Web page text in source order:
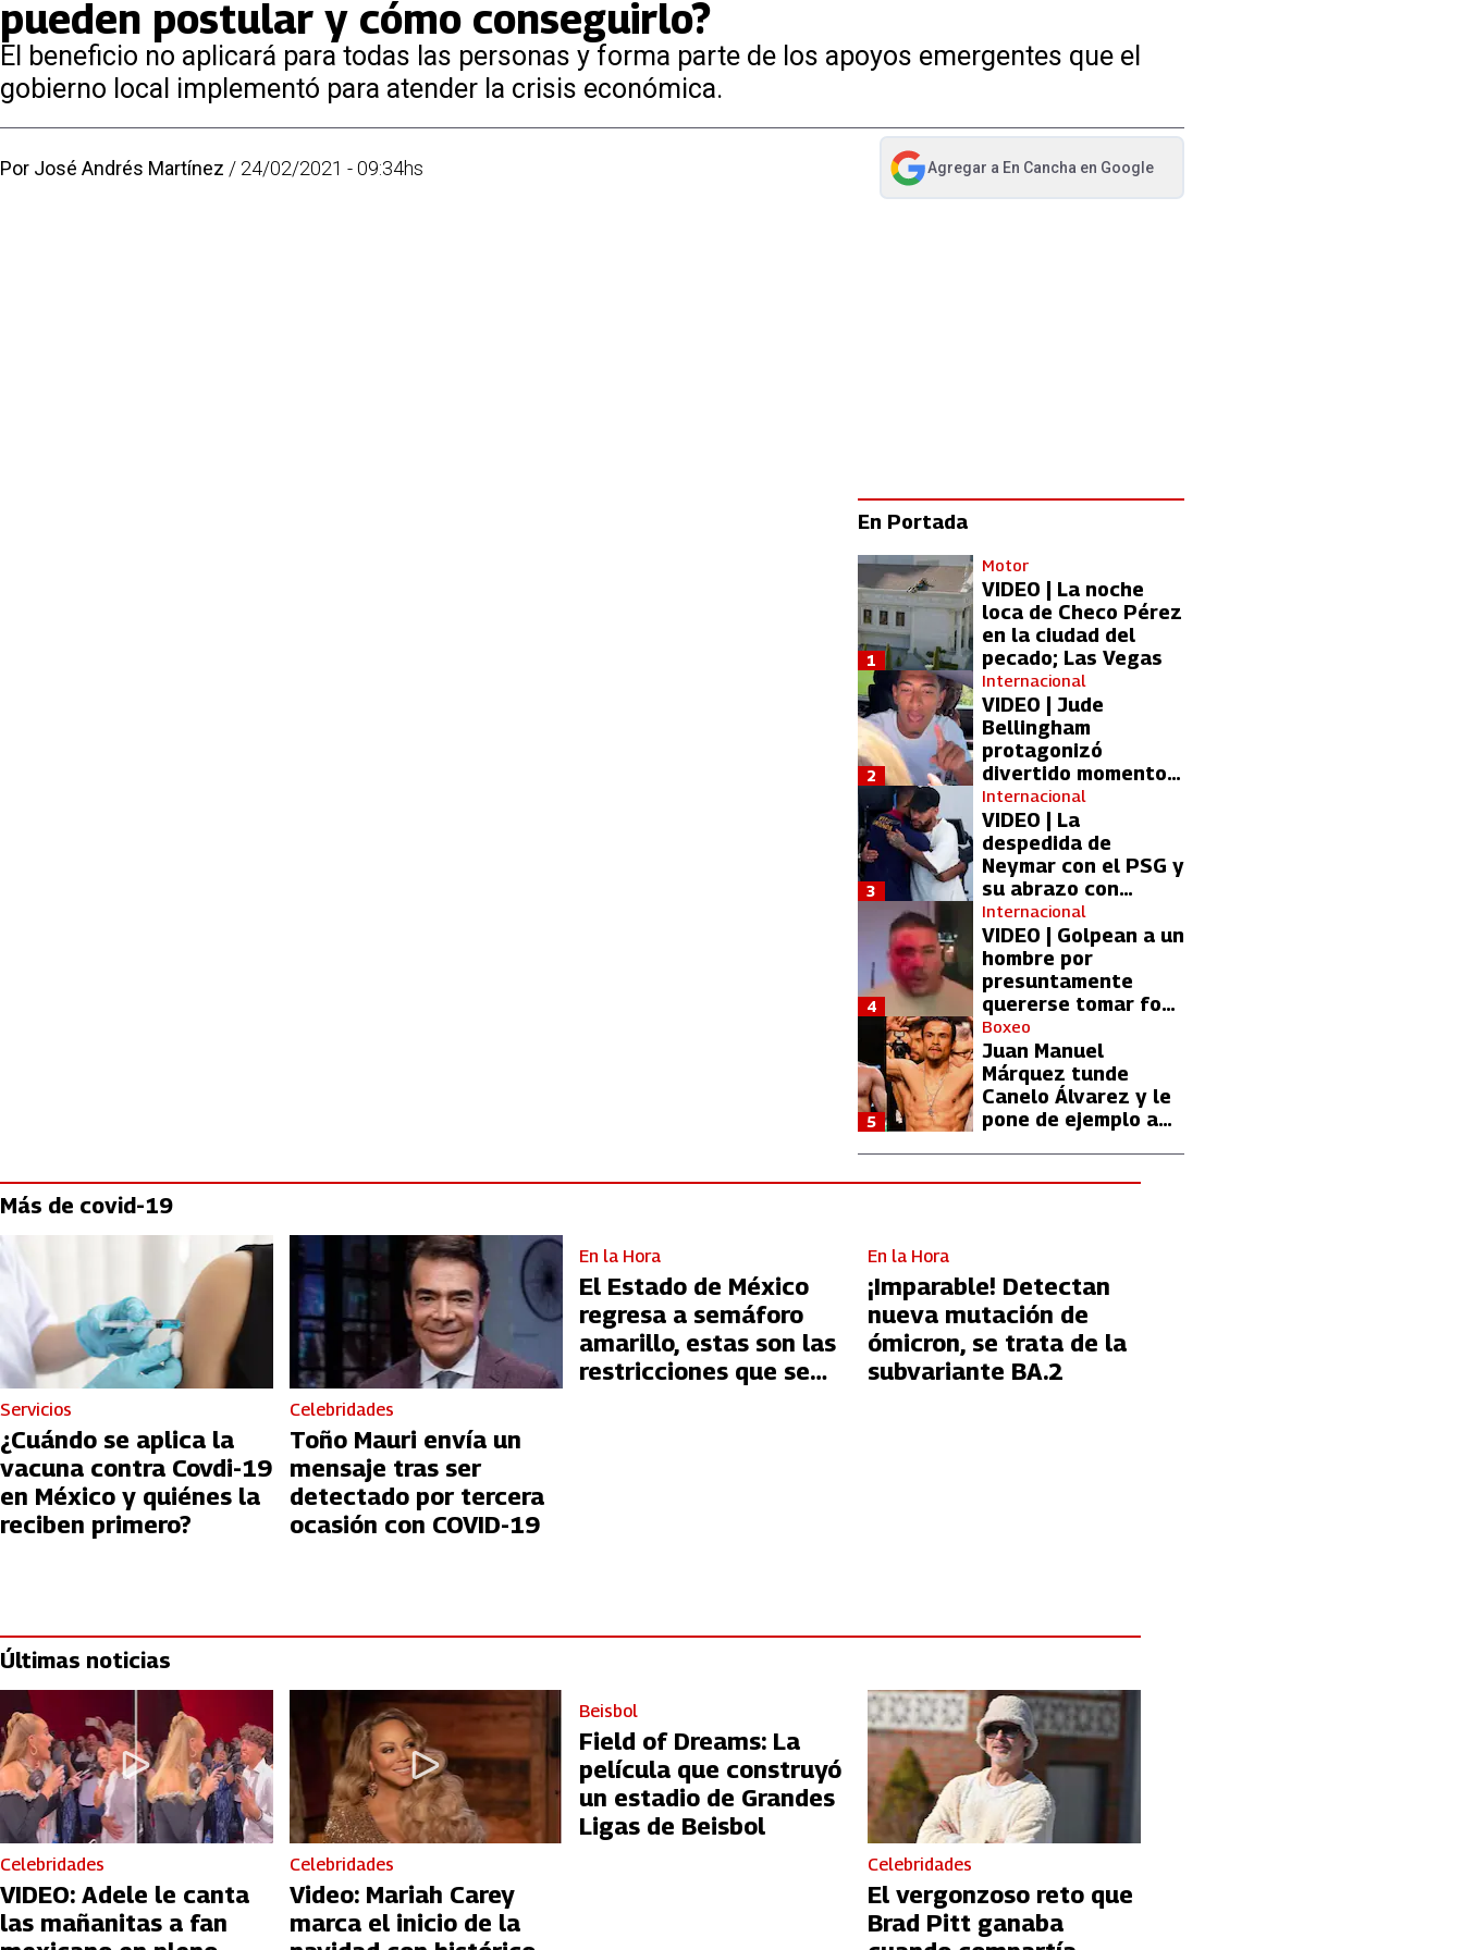
pueden postular y cómo conseguirlo?
El beneficio no aplicará para todas las personas y forma parte de los apoyos emergentes que el
gobierno local implementó para atender la crisis económica.
Por José Andrés Martínez / 24/02/2021 - 09:34hs Agregar a En Cancha en Google
abre en nueva pestaña
En Portada
Motor
VIDEO | La noche
loca de Checo Pérez
en la ciudad del
pecado; Las Vegas
1
Internacional
VIDEO | Jude
Bellingham
protagonizó
divertido momento
con aficionada del
Real Madrid
2
Internacional
VIDEO | La
despedida de
Neymar con el PSG y
su abrazo con
Kylian Mbappé
3
Internacional
VIDEO | Golpean a un
hombre por
presuntamente
quererse tomar foto
con Lionel Messi
4
Boxeo
Juan Manuel
Márquez tunde
Canelo Álvarez y le
pone de ejemplo a
5
Más de covid-19
Servicios
¿Cuándo se aplica la
vacuna contra Covdi-19
en México y quiénes la
reciben primero?
Celebridades
Toño Mauri envía un
mensaje tras ser
detectado por tercera
ocasión con COVID-19
En la Hora
El Estado de México
regresa a semáforo
amarillo, estas son las
restricciones que se
En la Hora
¡Imparable! Detectan
nueva mutación de
ómicron, se trata de la
subvariante BA.2
Últimas noticias
Celebridades
VIDEO: Adele le canta
las mañanitas a fan
Celebridades
Video: Mariah Carey
marca el inicio de la
Beisbol
Field of Dreams: La
película que construyó
un estadio de Grandes
Ligas de Beisbol
Celebridades
El vergonzoso reto que
Brad Pitt ganaba